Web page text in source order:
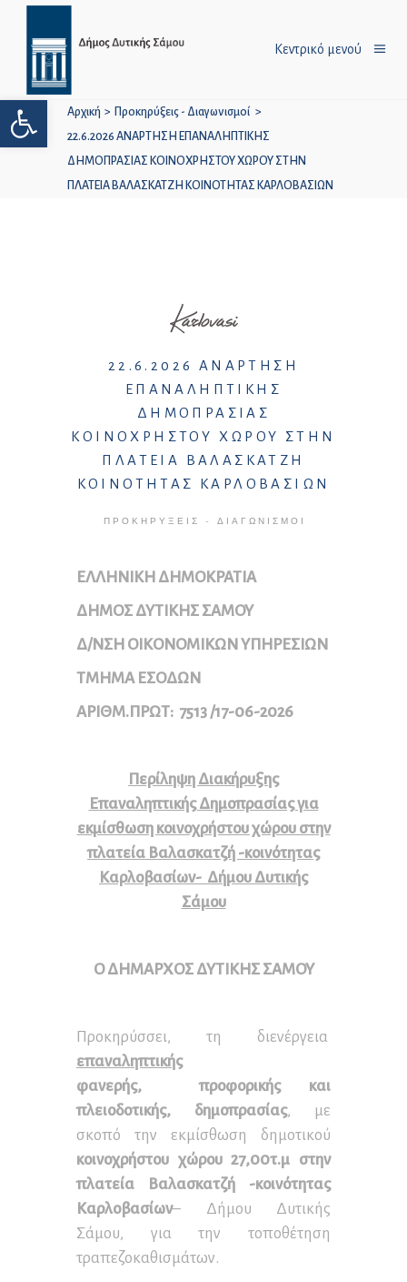
Ανοίξτε τη γραμμή εργαλείων
Κεντρικό μενού
Αρχική > Προκηρύξεις - Διαγωνισμοί >
22.6.2026 ΑΝΑΡΤΗΣΗ ΕΠΑΝΑΛΗΠΤΙΚΗΣ
ΔΗΜΟΠΡΑΣΙΑΣ ΚΟΙΝΟΧΡΗΣΤΟΥ ΧΩΡΟΥ ΣΤΗΝ
ΠΛΑΤΕΙΑ ΒΑΛΑΣΚΑΤΖΗ ΚΟΙΝΟΤΗΤΑΣ ΚΑΡΛΟΒΑΣΙΩΝ
Karlovasi
22.6.2026 ΑΝΑΡΤΗΣΗ
ΕΠΑΝΑΛΗΠΤΙΚΗΣ
ΔΗΜΟΠΡΑΣΙΑΣ
ΚΟΙΝΟΧΡΗΣΤΟΥ ΧΩΡΟΥ ΣΤΗΝ
ΠΛΑΤΕΙΑ ΒΑΛΑΣΚΑΤΖΗ
ΚΟΙΝΟΤΗΤΑΣ ΚΑΡΛΟΒΑΣΙΩΝ
ΠΡΟΚΗΡΎΞΕΙΣ - ΔΙΑΓΩΝΙΣΜΟΊ
ΕΛΛΗΝΙΚΗ ΔΗΜΟΚΡΑΤΙΑ
ΔΗΜΟΣ ΔΥΤΙΚΗΣ ΣΑΜΟΥ
Δ/ΝΣΗ ΟΙΚΟΝΟΜΙΚΩΝ ΥΠΗΡΕΣΙΩΝ
ΤΜΗΜΑ ΕΣΟΔΩΝ
ΑΡΙΘΜ.ΠΡΩΤ: 7513 /17-06-2026
Περίληψη Διακήρυξης
Επαναληπτικής Δημοπρασίας για
εκμίσθωση κοινοχρήστου χώρου στην
πλατεία Βαλασκατζή -κοινότητας
Καρλοβασίων- Δήμου Δυτικής
Σάμου
Ο ΔΗΜΑΡΧΟΣ ΔΥΤΙΚΗΣ ΣΑΜΟΥ
Προκηρύσσει, τη διενέργεια
επαναληπτικής
φανερής,
προφορικής και
πλειοδοτικής, δημοπρασίας, με
σκοπό την εκμίσθωση δημοτικού
κοινοχρήστου χώρου 27,00τ.μ στην
πλατεία Βαλασκατζή -κοινότητας
Καρλοβασίων– Δήμου Δυτικής
Σάμου, για την τοποθέτηση
τραπεζοκαθισμάτων.